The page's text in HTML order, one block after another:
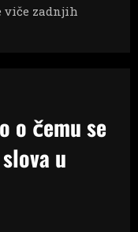
viče zadnjih
o čemu se
u